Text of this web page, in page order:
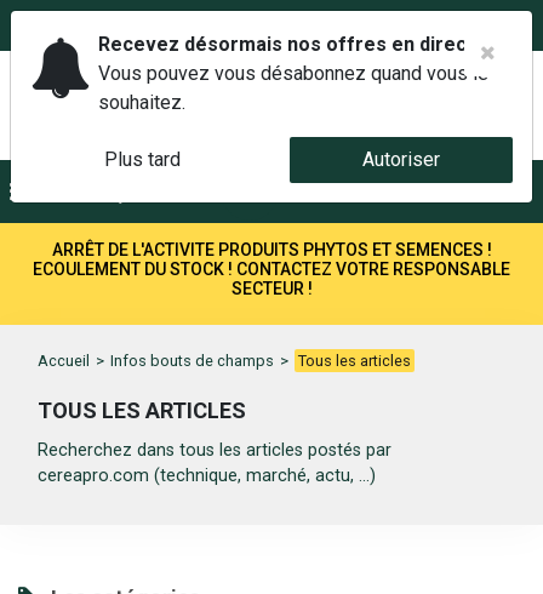
ARRÊT DE L'ACTIVITE PRODUITS PHYTOS ET SEMENCES !
ECOULEMENT DU STOCK ! CONTACTEZ VOTRE RESPONSABLE
SECTEUR !
Accueil > Infos bouts de champs > Tous les articles
TOUS LES ARTICLES
Recherchez dans tous les articles postés par
cereapro.com (technique, marché, actu, ...)
Recevez désormais nos offres en direct.
Vous pouvez vous désabonnez quand vous le
souhaitez.
Plus tard Autoriser